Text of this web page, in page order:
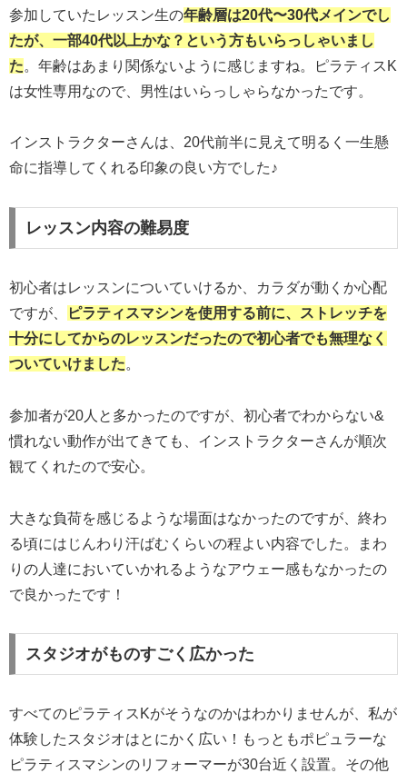
参加していたレッスン生の年齢層は20代〜30代メインでし
たが、一部40代以上かな？という方もいらっしゃいまし
た。年齢はあまり関係ないように感じますね。ピラティスK
は女性専用なので、男性はいらっしゃらなかったです。
インストラクターさんは、20代前半に見えて明るく一生懸
命に指導してくれる印象の良い方でした♪
レッスン内容の難易度
初心者はレッスンについていけるか、カラダが動くか心配
ですが、
ピラティスマシンを使用する前に、ストレッチを
十分にしてからのレッスンだったので初心者でも無理なく
ついていけました。
参加者が20人と多かったのですが、初心者でわからない&
慣れない動作が出てきても、インストラクターさんが順次
観てくれたので安心。
大きな負荷を感じるような場面はなかったのですが、終わ
る頃にはじんわり汗ばむくらいの程よい内容でした。まわ
りの人達においていかれるようなアウェー感もなかったの
で良かったです！
スタジオがものすごく広かった
すべてのピラティスKがそうなのかはわかりませんが、私が
体験したスタジオはとにかく広い！もっともポピュラーな
ピラティスマシンのリフォーマーが30台近く設置。その他